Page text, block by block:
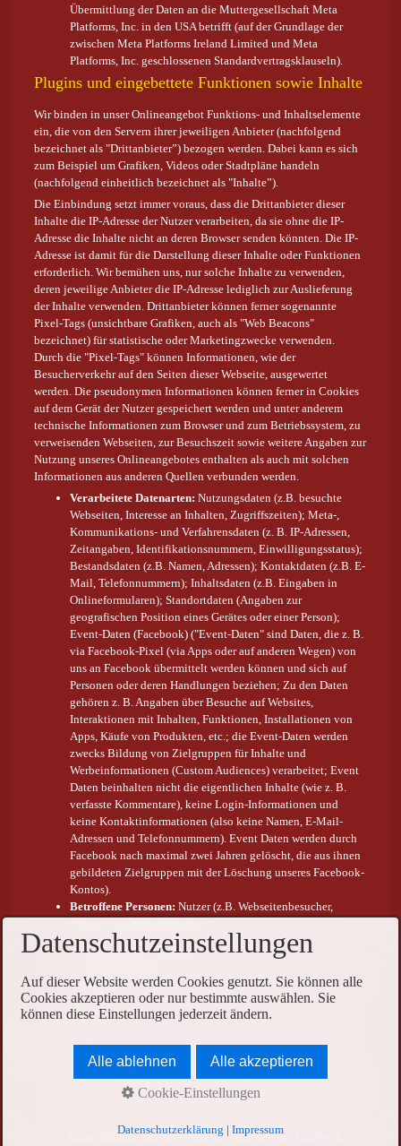
Übermittlung der Daten an die Muttergesellschaft Meta
Platforms, Inc. in den USA betrifft (auf der Grundlage der
zwischen Meta Platforms Ireland Limited und Meta
Platforms, Inc. geschlossenen Standardvertragsklauseln).
Plugins und eingebettete Funktionen sowie Inhalte
Wir binden in unser Onlineangebot Funktions- und Inhaltselemente
ein, die von den Servern ihrer jeweiligen Anbieter (nachfolgend
bezeichnet als "Drittanbieter”) bezogen werden. Dabei kann es sich
zum Beispiel um Grafiken, Videos oder Stadtpläne handeln
(nachfolgend einheitlich bezeichnet als "Inhalte”).
Die Einbindung setzt immer voraus, dass die Drittanbieter dieser
Inhalte die IP-Adresse der Nutzer verarbeiten, da sie ohne die IP-
Adresse die Inhalte nicht an deren Browser senden könnten. Die IP-
Adresse ist damit für die Darstellung dieser Inhalte oder Funktionen
erforderlich. Wir bemühen uns, nur solche Inhalte zu verwenden,
deren jeweilige Anbieter die IP-Adresse lediglich zur Auslieferung
der Inhalte verwenden. Drittanbieter können ferner sogenannte
Pixel-Tags (unsichtbare Grafiken, auch als "Web Beacons"
bezeichnet) für statistische oder Marketingzwecke verwenden.
Durch die "Pixel-Tags" können Informationen, wie der
Besucherverkehr auf den Seiten dieser Webseite, ausgewertet
werden. Die pseudonymen Informationen können ferner in Cookies
auf dem Gerät der Nutzer gespeichert werden und unter anderem
technische Informationen zum Browser und zum Betriebssystem, zu
verweisenden Webseiten, zur Besuchszeit sowie weitere Angaben zur
Nutzung unseres Onlineangebotes enthalten als auch mit solchen
Informationen aus anderen Quellen verbunden werden.
Verarbeitete Datenarten: Nutzungsdaten (z.B. besuchte
Webseiten, Interesse an Inhalten, Zugriffszeiten); Meta-,
Kommunikations- und Verfahrensdaten (z. B. IP-Adressen,
Zeitangaben, Identifikationsnummern, Einwilligungsstatus);
Bestandsdaten (z.B. Namen, Adressen); Kontaktdaten (z.B. E-
Mail, Telefonnummern); Inhaltsdaten (z.B. Eingaben in
Onlineformularen); Standortdaten (Angaben zur
geografischen Position eines Gerätes oder einer Person);
Event-Daten (Facebook) ("Event-Daten" sind Daten, die z. B.
via Facebook-Pixel (via Apps oder auf anderen Wegen) von
uns an Facebook übermittelt werden können und sich auf
Personen oder deren Handlungen beziehen; Zu den Daten
gehören z. B. Angaben über Besuche auf Websites,
Interaktionen mit Inhalten, Funktionen, Installationen von
Apps, Käufe von Produkten, etc.; die Event-Daten werden
zwecks Bildung von Zielgruppen für Inhalte und
Werbeinformationen (Custom Audiences) verarbeitet; Event
Daten beinhalten nicht die eigentlichen Inhalte (wie z. B.
verfasste Kommentare), keine Login-Informationen und
keine Kontaktinformationen (also keine Namen, E-Mail-
Adressen und Telefonnummern). Event Daten werden durch
Facebook nach maximal zwei Jahren gelöscht, die aus ihnen
gebildeten Zielgruppen mit der Löschung unseres Facebook-
Kontos).
Betroffene Personen: Nutzer (z.B. Webseitenbesucher,
Zwecke der Verarbeitung:Bereitstellung unseres
Onlineangebotes und Nutzerfreundlichkeit.
Rechtsgrundlagen:
Berechtigte Interessen (Art. 6 Abs. 1 S. 1
lit. f) DSGVO); Einwilligung (Art. 6 Abs. 1 S. 1 lit. a)
DSGVO).
Diensten:
Facebook-Plugins und -Inhalte:Facebook Social Plugins
und Inhalte - Hierzu können z.B. Inhalte wie Bilder, Videos
oder Texte und Schaltflächen gehören, mit denen Nutzer
teilen können. Die Liste und das Aussehen der Facebook
Datenschutzeinstellungen
Auf dieser Website werden Cookies genutzt. Sie können alle
Cookies akzeptieren oder nur bestimmte auswählen. Sie
können diese Einstellungen jederzeit ändern.
Alle ablehnen Alle akzeptieren
Cookie-Einstellungen
Datenschutzerklärung | Impressum